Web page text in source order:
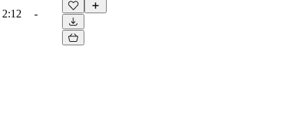
2:12 -